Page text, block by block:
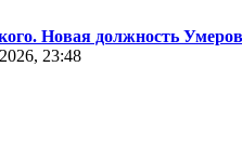
Новая должность
23:48